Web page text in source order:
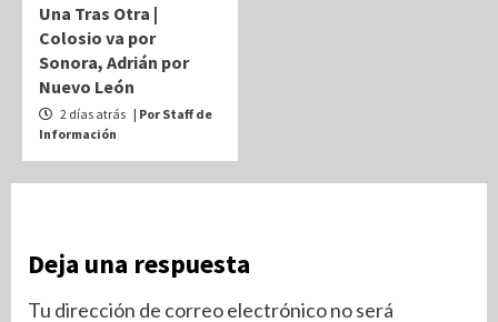
Una Tras Otra |
Colosio va por
Sonora, Adrián por
Nuevo León
2 días atrás | Por Staff de
Información
Deja una respuesta
Tu dirección de correo electrónico no será